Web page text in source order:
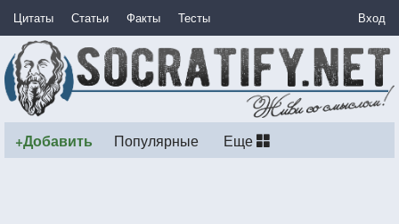
Цитаты Статьи Факты Тесты Вход
+Добавить Популярные Еще